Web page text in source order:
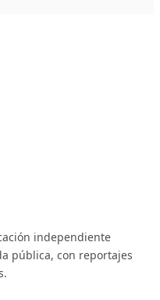
independiente
pública, con reportajes